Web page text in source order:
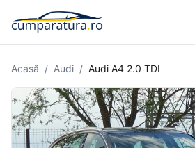
Acasă / Audi / Audi A4 2.0 TDI